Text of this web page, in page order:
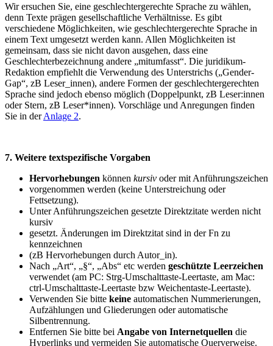
Wir ersuchen Sie, eine geschlechtergerechte Sprache zu wählen,
denn Texte prägen gesellschaftliche Verhältnisse. Es gibt
verschiedene Möglichkeiten, wie geschlechtergerechte Sprache in
einem Text umgesetzt werden kann. Allen Möglichkeiten ist
gemeinsam, dass sie nicht davon ausgehen, dass eine
Geschlechterbezeichnung andere „mitumfasst“. Die juridikum-
Redaktion empfiehlt die Verwendung des Unterstrichs („Gender-
Gap“, zB Leser_innen), andere Formen der geschlechtergerechten
Sprache sind jedoch ebenso möglich (Doppelpunkt, zB Leser:innen
oder Stern, zB Leser*innen). Vorschläge und Anregungen finden
Sie in derAnlage 2.
7. Weitere textspezifische Vorgaben
Hervorhebungen können kursiv oder mit Anführungszeichen
vorgenommen werden (keine Unterstreichung oder
Fettsetzung).
Unter Anführungszeichen gesetzte Direktzitate werden nicht
kursiv
gesetzt. Änderungen im Direktzitat sind in der Fn zu
kennzeichnen
(zB Hervorhebungen durch Autor_in).
Nach „Art“, „§“, „Abs“ etc werden geschützte Leerzeichen
verwendet (am PC: Strg-Umschalttaste-Leertaste, am Mac:
ctrl-Umschalttaste-Leertaste bzw Weichentaste-Leertaste).
Verwenden Sie bitte keine automatischen Nummerierungen,
Aufzählungen und Gliederungen oder automatische
Silbentrennung.
Entfernen Sie bitte bei Angabe von Internetquellen die
Hyperlinks und vermeiden Sie automatische Querverweise.